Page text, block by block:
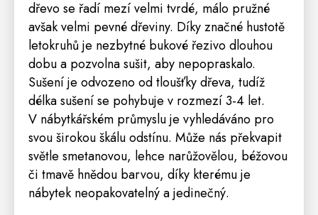
dřevo se řadí mezí velmi tvrdé, málo pružné
avšak velmi pevné dřeviny. Díky značné hustotě
letokruhů je nezbytné bukové řezivo dlouhou
dobu a pozvolna sušit, aby nepopraskalo.
Sušení je odvozeno od tloušťky dřeva, tudíž
délka sušení se pohybuje v rozmezí 3-4 let.
V nábytkářském průmyslu je vyhledáváno pro
svou širokou škálu odstínu. Může nás překvapit
světle smetanovou, lehce narůžovělou, béžovou
či tmavě hnědou barvou, díky kterému je
nábytek neopakovatelný a jedinečný.